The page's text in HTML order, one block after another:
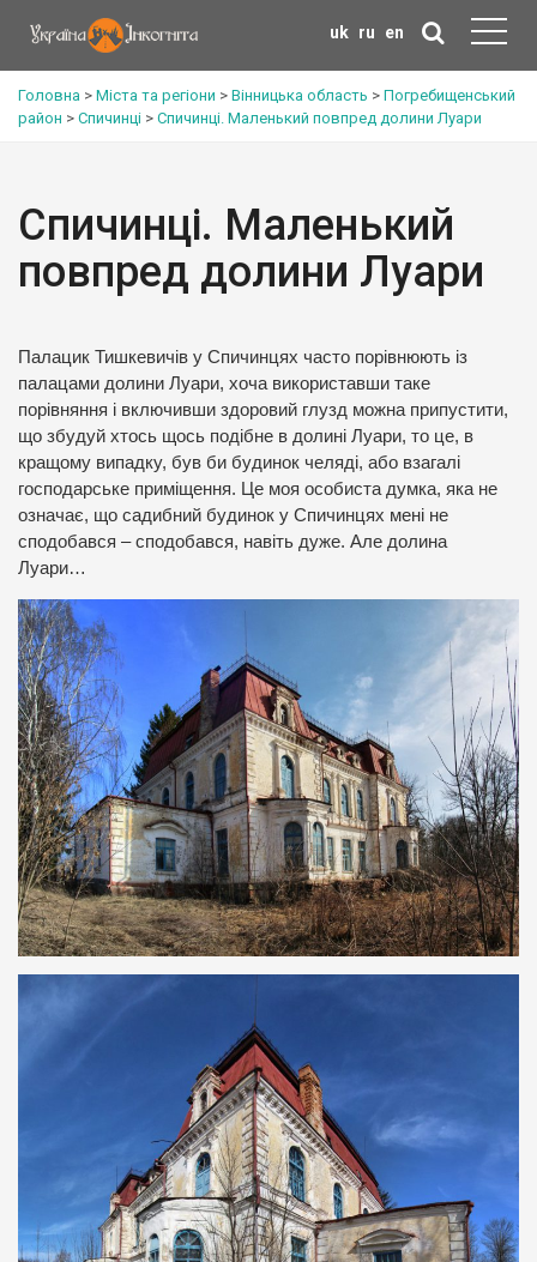
uk ru en
Головна > Міста та регіони > Вінницька область > Погребищенський
район > Спичинці > Спичинці. Маленький повпред долини Луари
Спичинці. Маленький
повпред долини Луари
Палацик Тишкевичів у Спичинцях часто порівнюють із
палацами долини Луари, хоча використавши таке
порівняння і включивши здоровий глузд можна припустити,
що збудуй хтось щось подібне в долині Луари, то це, в
кращому випадку, був би будинок челяді, або взагалі
господарське приміщення. Це моя особиста думка, яка не
означає, що садибний будинок у Спичинцях мені не
сподобався – сподобався, навіть дуже. Але долина
Луари…